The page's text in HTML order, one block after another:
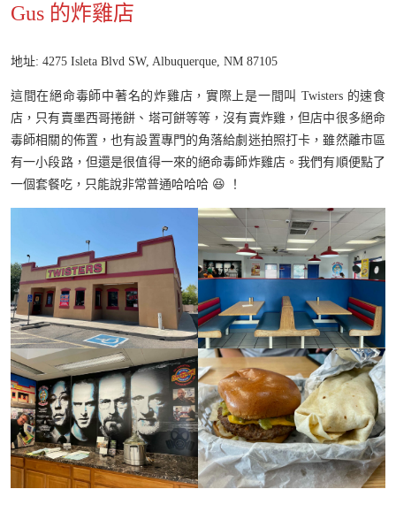
Gus 的炸雞店
地址: 4275 Isleta Blvd SW, Albuquerque, NM 87105
這間在絕命毒師中著名的炸雞店，實際上是一間叫 Twisters 的速食
店，只有賣墨西哥捲餅、塔可餅等等，沒有賣炸雞，但店中很多絕命
毒師相關的佈置，也有設置專門的角落給劇迷拍照打卡，雖然離市區
有一小段路，但還是很值得一來的絕命毒師炸雞店。我們有順便點了
一個套餐吃，只能說非常普通哈哈哈 😆 ！